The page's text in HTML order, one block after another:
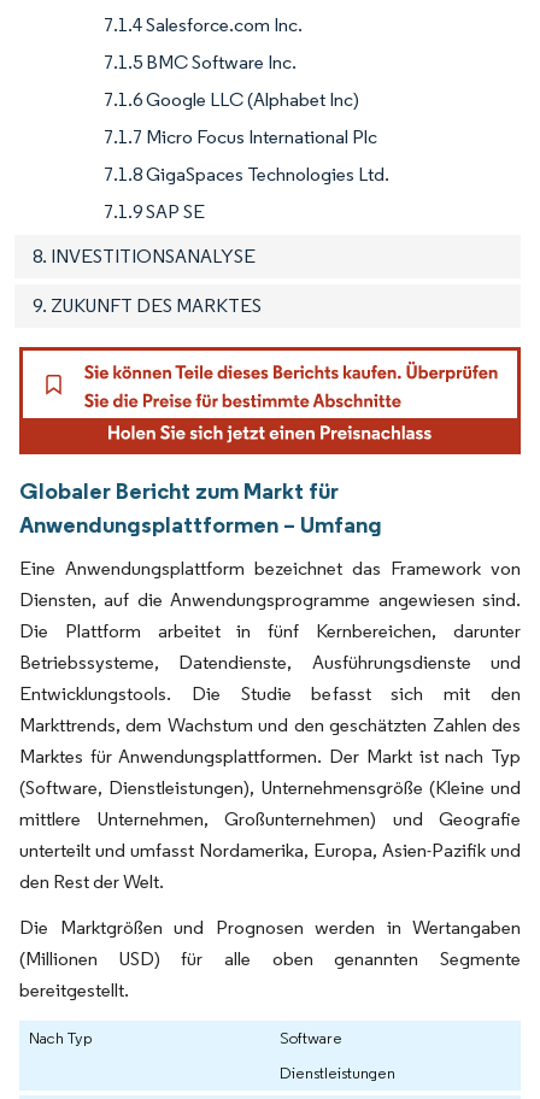
7.1.4 Salesforce.com Inc.
7.1.5 BMC Software Inc.
7.1.6 Google LLC (Alphabet Inc)
7.1.7 Micro Focus International Plc
7.1.8 GigaSpaces Technologies Ltd.
7.1.9 SAP SE
8. INVESTITIONSANALYSE
9. ZUKUNFT DES MARKTES
Globaler Bericht zum Markt für
Anwendungsplattformen – Umfang
Eine Anwendungsplattform bezeichnet das Framework von
Diensten, auf die Anwendungsprogramme angewiesen sind.
Die Plattform arbeitet in fünf Kernbereichen, darunter
Betriebssysteme, Datendienste, Ausführungsdienste und
Entwicklungstools. Die Studie befasst sich mit den
Markttrends, dem Wachstum und den geschätzten Zahlen des
Marktes für Anwendungsplattformen. Der Markt ist nach Typ
(Software, Dienstleistungen), Unternehmensgröße (Kleine und
mittlere Unternehmen, Großunternehmen) und Geografie
unterteilt und umfasst Nordamerika, Europa, Asien-Pazifik und
den Rest der Welt.
Die Marktgrößen und Prognosen werden in Wertangaben
(Millionen USD) für alle oben genannten Segmente
bereitgestellt.
Nach Typ
Software
Dienstleistungen